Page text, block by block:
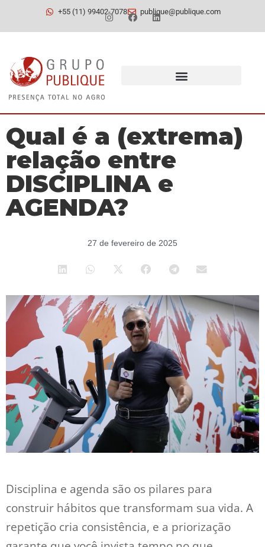
+55 (11) 99402-7078 publique@publique.com
Qual é a (extrema)
relação entre
DISCIPLINA e
AGENDA?
27 de fevereiro de 2025
Disciplina e agenda são os pilares para
construir hábitos que transformam sua vida. A
repetição cria consistência, e a priorização